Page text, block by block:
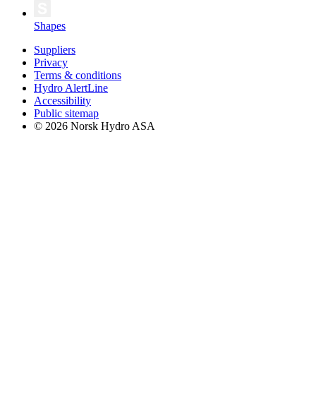
Shapes
Suppliers
Privacy
Terms & conditions
Hydro AlertLine
Accessibility
Public sitemap
© 2026 Norsk Hydro ASA